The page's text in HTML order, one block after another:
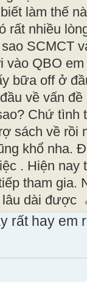
làm thế
rất nhiều
SCMCT
vào QBO
bữa off ở
về vấn
Chứ tình
sách về rồi
khổ nha.
. Hiện nay
tham gia.
lâu dài được
rất hay em